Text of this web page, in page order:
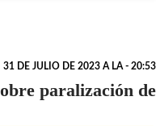
31 DE JULIO DE 2023 A LA - 20:53
paralización de